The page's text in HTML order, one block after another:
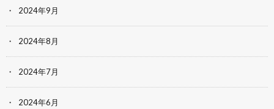
2024年9月
2024年8月
2024年7月
2024年6月